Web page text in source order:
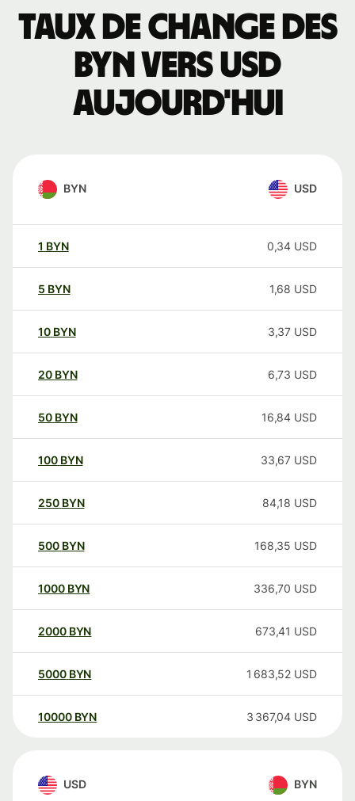
Taux de change des
BYN vers USD
aujourd'hui
BYN USD
1 BYN 0,34 USD
5 BYN 1,68 USD
10 BYN 3,37 USD
20 BYN 6,73 USD
50 BYN 16,84 USD
100 BYN 33,67 USD
250 BYN 84,18 USD
500 BYN 168,35 USD
1000 BYN 336,70 USD
2000 BYN 673,41 USD
5000 BYN 1 683,52 USD
10000 BYN 3 367,04 USD
USD BYN